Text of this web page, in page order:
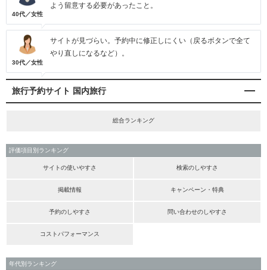
40代／女性
よう留意する必要があったこと。
30代／女性
サイトが見づらい。予約中に修正しにくい（戻るボタンで全て
やり直しになるなど）。
旅行予約サイト 国内旅行
総合ランキング
評価項目別ランキング
サイトの使いやすさ 検索のしやすさ
掲載情報 キャンペーン・特典
予約のしやすさ 問い合わせのしやすさ
コストパフォーマンス
年代別ランキング